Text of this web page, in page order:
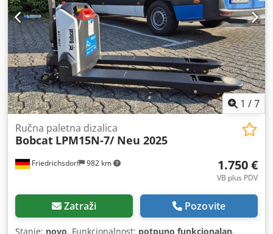
1 /7
Friedrichsdorf 982 km
Ručna paletna dizalica
Bobcat LPM15N-7/ Neu 2025
1.750 €
VB plus PDV
Zatraži Pozovite
Stanje: novo, Funkcionalnost: potpuno funkcionalan,